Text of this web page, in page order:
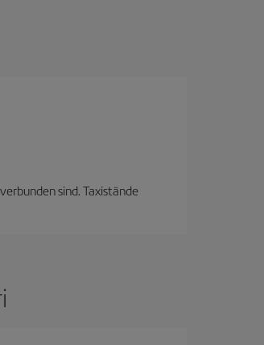
sind. Taxistände